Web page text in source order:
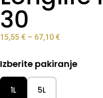
30
15,55 € – 67,10 €
Izberite pakiranje
1L 5L